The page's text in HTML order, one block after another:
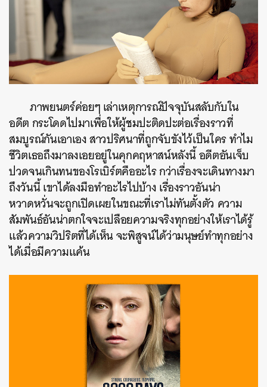
ภาพยนตร์ค่อยๆ เล่าเหตุการณ์ปัจจุบันสลับกับใน
อดีต กระโดดไปมาเพื่อให้ผู้ชมปะติดปะต่อเรื่องราวที่
สมบูรณ์กันเอาเอง สาวปริศนาที่ถูกจับขังไว้เป็นใคร ทำไม
ชีวิตเธอถึงมาลงเอยอยู่ในคุกคฤหาสน์หลังนี้ อดีตอันเจ็บ
ปวดจนเกินทนของโรเบิร์ตคืออะไร กว่าเรื่องจะเดินทางมา
ถึงวันนี้ เขาได้ลงมือทำอะไรไปบ้าง เรื่องราวอันน่า
หวาดหวั่นจะถูกเปิดเผยในขณะที่เราไม่ทันตั้งตัว ความ
สัมพันธ์อันน่าตกใจจะเปลือยความจริงทุกอย่างให้เราได้รู้
แล้วความวิปริตที่ได้เห็น จะพิสูจน์ได้ว่ามนุษย์ทำทุกอย่าง
ได้เมื่อมีความแค้น